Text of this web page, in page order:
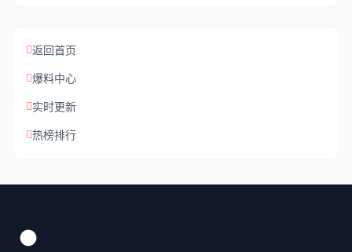
返回首页
爆料中心
实时更新
热榜排行